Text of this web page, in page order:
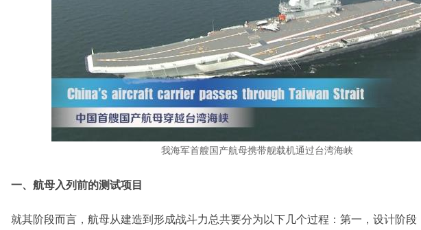
我海军首艘国产航母携带舰载机通过台湾海峡
一、航母入列前的测试项目
就其阶段而言，航母从建造到形成战斗力总共要分为以下几个过程：第一，设计阶段